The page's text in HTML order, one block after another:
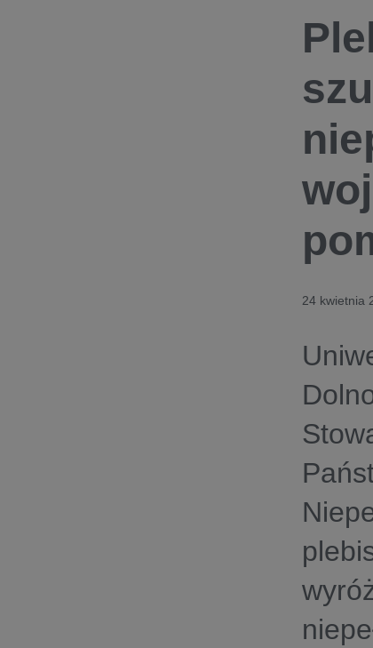
24 kwietnia